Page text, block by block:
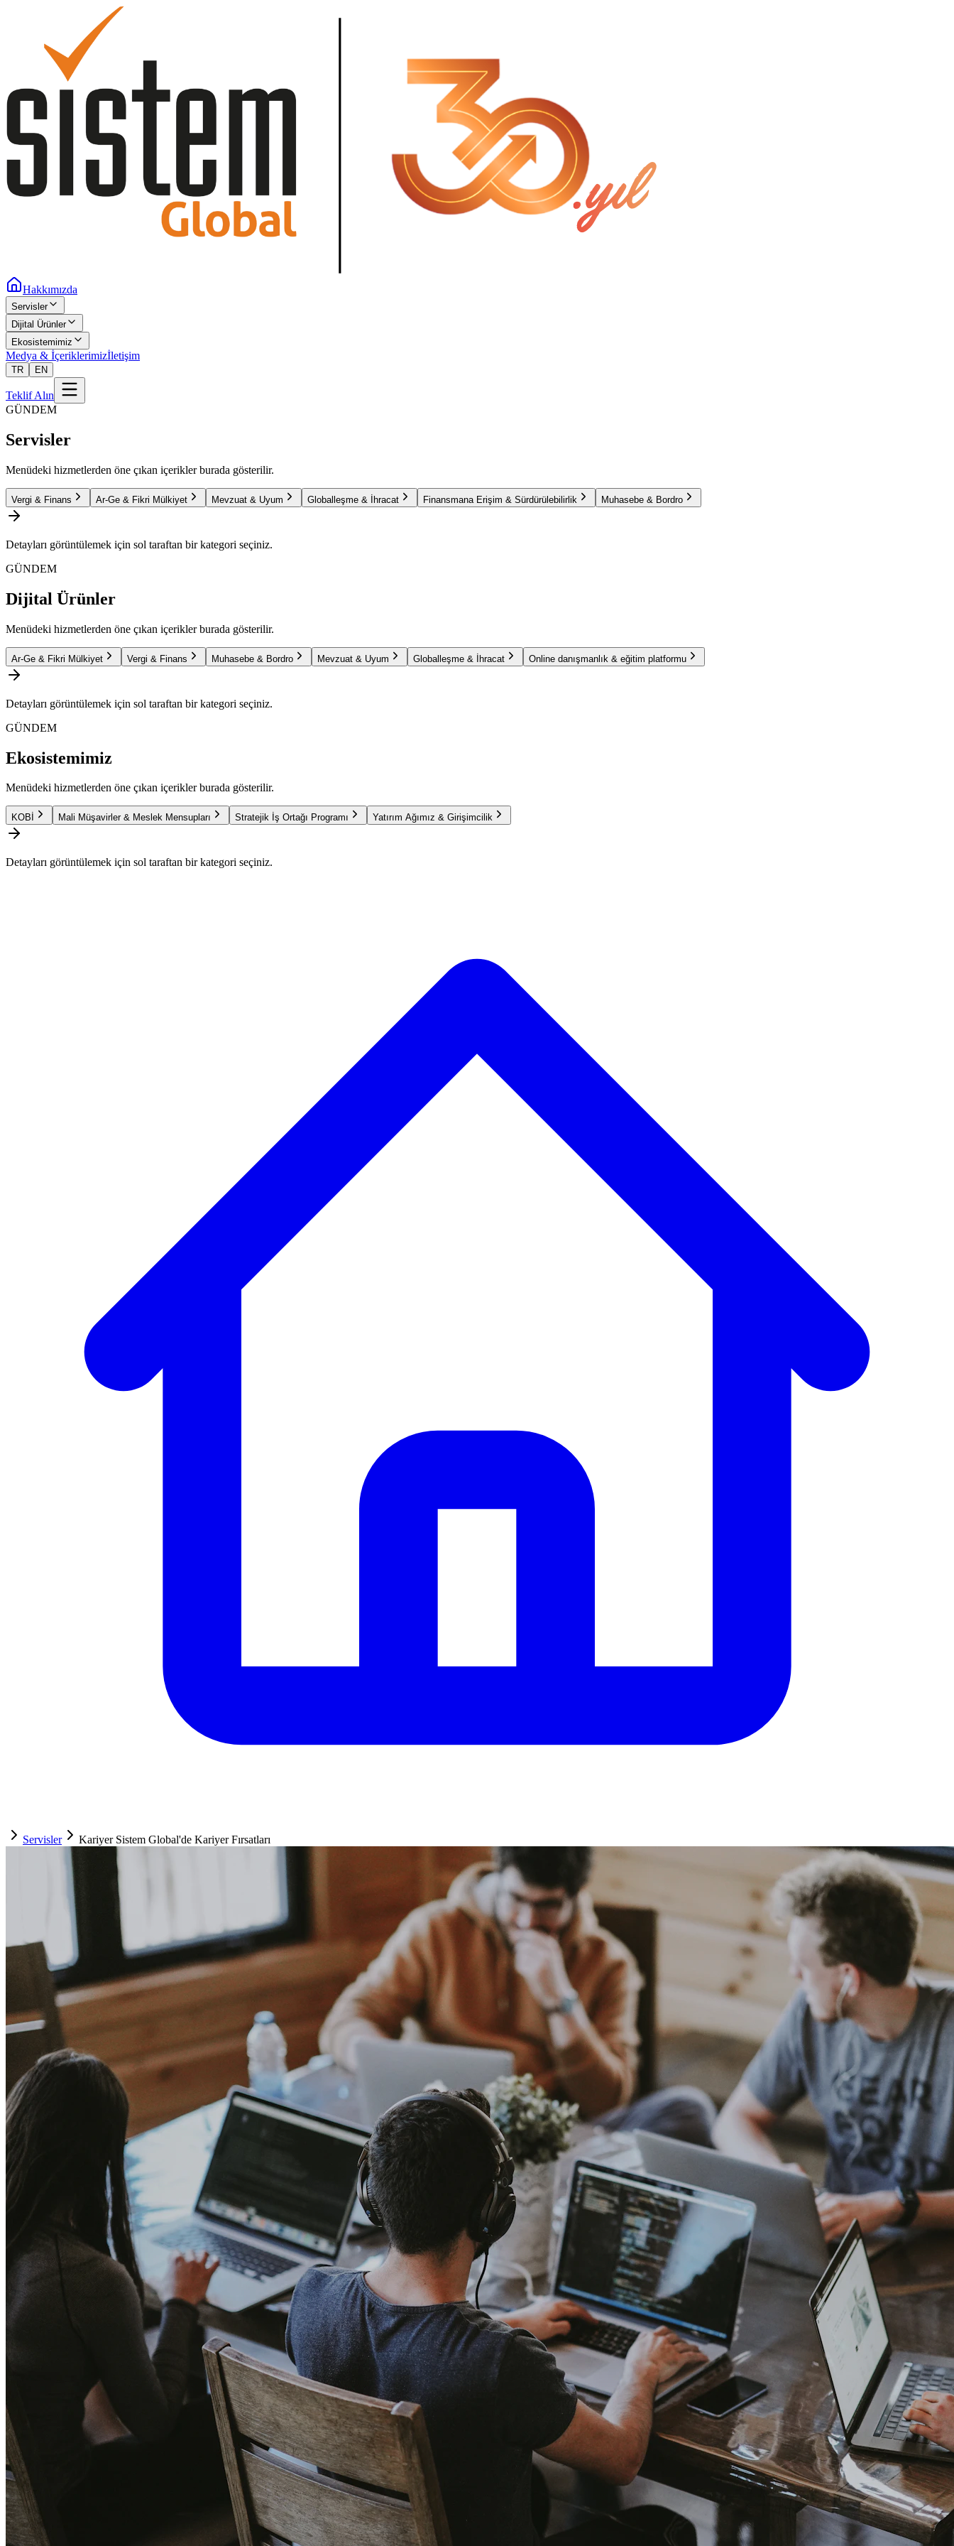
Hakkımızda
Servisler
Dijital Ürünler
Ekosistemimiz
Medya & İçeriklerimizİletişim
TR EN
Teklif Alın
GÜNDEM
Servisler
Menüdeki hizmetlerden öne çıkan içerikler burada gösterilir.
Vergi & Finans Ar-Ge & Fikri Mülkiyet Mevzuat & Uyum Globalleşme & İhracat Finansmana Erişim & Sürdürülebilirlik Muhasebe & Bordro
Detayları görüntülemek için sol taraftan bir kategori seçiniz.
GÜNDEM
Dijital Ürünler
Menüdeki hizmetlerden öne çıkan içerikler burada gösterilir.
Ar-Ge & Fikri Mülkiyet Vergi & Finans Muhasebe & Bordro Mevzuat & Uyum Globalleşme & İhracat Online danışmanlık & eğitim platformu
Detayları görüntülemek için sol taraftan bir kategori seçiniz.
GÜNDEM
Ekosistemimiz
Menüdeki hizmetlerden öne çıkan içerikler burada gösterilir.
KOBİ Mali Müşavirler & Meslek Mensupları Stratejik İş Ortağı Programı Yatırım Ağımız & Girişimcilik
Detayları görüntülemek için sol taraftan bir kategori seçiniz.
Servisler Kariyer Sistem Global'de Kariyer Fırsatları